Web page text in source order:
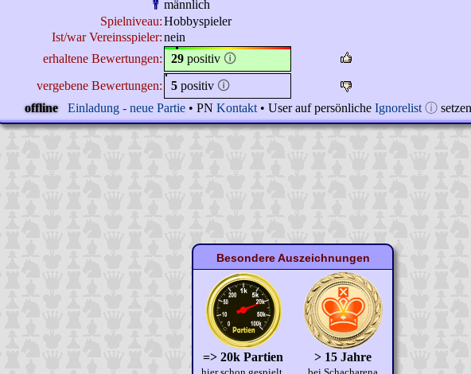
männlich
Spielniveau:Hobbyspieler
Ist/war Vereinsspieler:nein
erhaltene Bewertungen:
29 positiv 🛈
vergebene Bewertungen:
5 positiv 🛈
offline
Einladung - neue Partie • PN Kontakt • User auf persönliche Ignorelist ⓘ setzen
Besondere Auszeichnungen
=> 20k Partien > 15 Jahre